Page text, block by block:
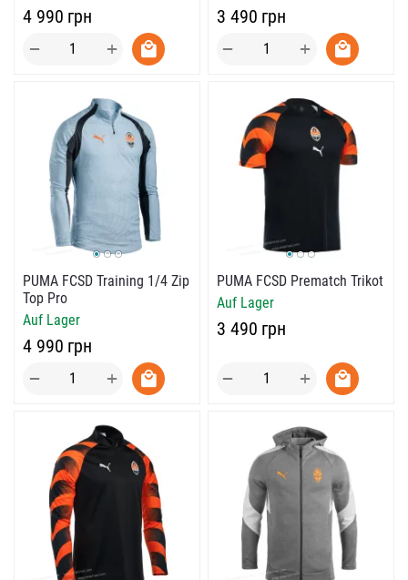
‍4 990‍ грн
+
−
‍3 490‍ грн
+
−
PUMA FCSD Training 1/4 Zip
Top Pro
Auf Lager
‍4 990‍ грн
+
−
PUMA FCSD Prematch Trikot
Auf Lager
‍3 490‍ грн
+
−